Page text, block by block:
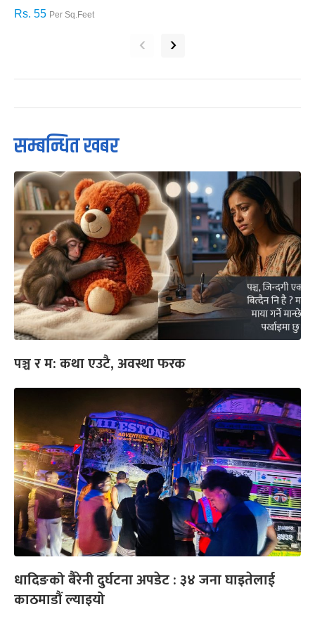
Rs. 55 Per Sq.Feet
‹ ›
सम्बन्धित खबर
पञ्च र म: कथा एउटै, अवस्था फरक
धादिङको बैरेनी दुर्घटना अपडेट : ३४ जना घाइतेलाई
काठमाडौं ल्याइयो